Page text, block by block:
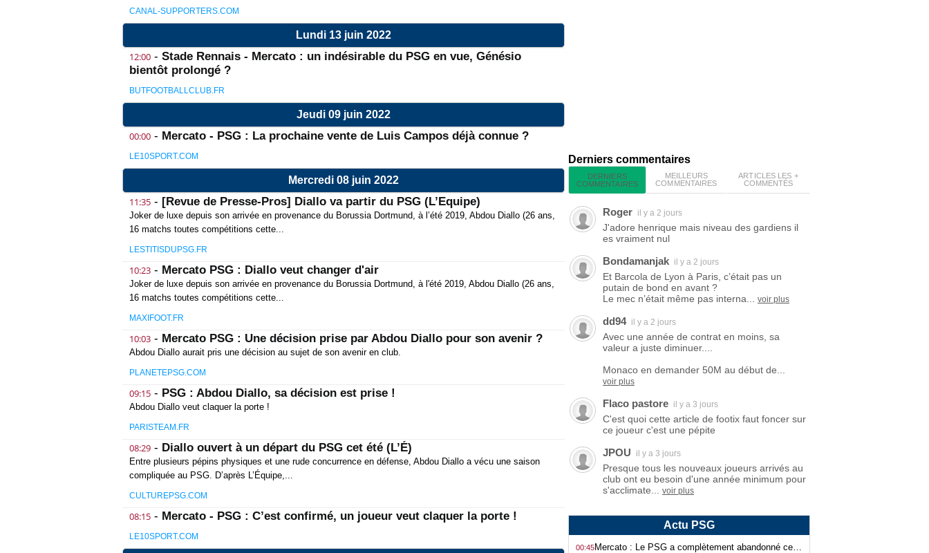
CANAL-SUPPORTERS.COM
Lundi 13 juin 2022
12:00 - Stade Rennais - Mercato : un indésirable du PSG en vue, Génésio
bientôt prolongé ?
BUTFOOTBALLCLUB.FR
Jeudi 09 juin 2022
00:00 - Mercato - PSG : La prochaine vente de Luis Campos déjà connue ?
LE10SPORT.COM
Mercredi 08 juin 2022
11:35 - [Revue de Presse-Pros] Diallo va partir du PSG (L’Equipe)
Joker de luxe depuis son arrivée en provenance du Borussia Dortmund, à l’été 2019, Abdou Diallo (26 ans,
16 matchs toutes compétitions cette...
LESTITISDUPSG.FR
10:23 - Mercato PSG : Diallo veut changer d'air
Joker de luxe depuis son arrivée en provenance du Borussia Dortmund, à l'été 2019, Abdou Diallo (26 ans,
16 matchs toutes compétitions cette...
MAXIFOOT.FR
10:03 - Mercato PSG : Une décision prise par Abdou Diallo pour son avenir ?
Abdou Diallo aurait pris une décision au sujet de son avenir en club.
PLANETEPSG.COM
09:15 - PSG : Abdou Diallo, sa décision est prise !
Abdou Diallo veut claquer la porte !
PARISTEAM.FR
08:29 - Diallo ouvert à un départ du PSG cet été (L’É)
Entre plusieurs pépins physiques et une rude concurrence en défense, Abdou Diallo a vécu une saison
compliquée au PSG. D’après L’Équipe,...
CULTUREPSG.COM
08:15 - Mercato - PSG : C’est confirmé, un joueur veut claquer la porte !
LE10SPORT.COM
Derniers commentaires
DERNIERS
COMMENTAIRES
MEILLEURS
COMMENTAIRES
ARTICLES LES +
COMMENTÉS
Roger il y a 2 jours
J'adore henrique mais niveau des gardiens il
es vraiment nul
Bondamanjak il y a 2 jours
Et Barcola de Lyon à Paris, c’était pas un
putain de bond en avant ?
Le mec n’était même pas interna...
voir plus
dd94 il y a 2 jours
Avec une année de contrat en moins, sa
valeur a juste diminuer....
Monaco en demander 50M au début de...
voir plus
Flaco pastore il y a 3 jours
C'est quoi cette article de footix faut foncer sur
ce joueur c'est une pépite
JPOU il y a 3 jours
Presque tous les nouveaux joueurs arrivés au
club ont eu besoin d'une année minimum pour
s'acclimate...
voir plus
Actu PSG
00:45 Mercato : Le PSG a complètement abandonné cette piste…